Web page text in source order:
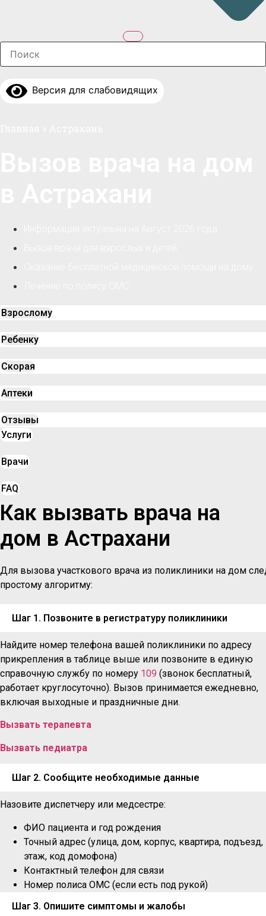
Версия для слабовидящих
Взрослому
Ребенку
Скорая
Аптеки
Отзывы
Услуги
Врачи
FAQ
Как вызвать врача на
дом в Астрахани
Для вызова участкового врача из поликлиники на дом
простому алгоритму:
Шаг 1. Позвоните в регистратуру поликлиники
Найдите номер телефона вашей поликлиники по адресу
прикрепления в таблице выше или позвоните в единую
справочную службу по номеру 109 (звонок бесплатный,
работает круглосуточно). Вызов принимается ежедневно,
включая выходные и праздничные дни.
Вызвать терапевта
Вызвать педиатра
Шаг 2. Сообщите необходимые данные
Назовите диспетчеру или медсестре:
ФИО пациента и год рождения
Точный адрес (улица, дом, корпус, квартира, подъезд,
этаж, код домофона)
Контактный телефон для связи
Номер полиса ОМС (если есть под рукой)
Шаг 3. Опишите симптомы и жалобы